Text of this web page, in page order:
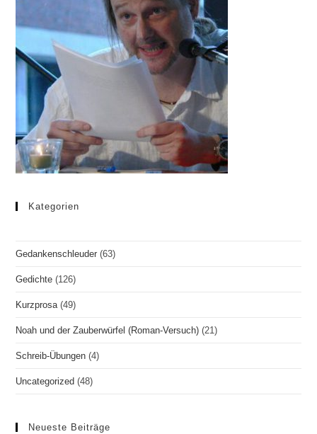
Kategorien
Gedankenschleuder (63)
Gedichte (126)
Kurzprosa (49)
Noah und der Zauberwürfel (Roman-Versuch) (21)
Schreib-Übungen (4)
Uncategorized (48)
Neueste Beiträge